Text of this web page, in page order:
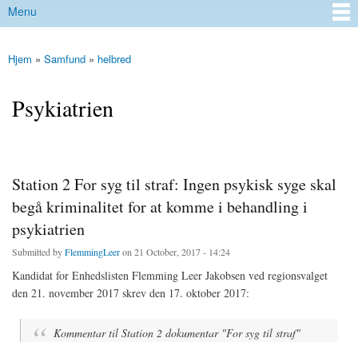
Main menu
Menu
You are here
Hjem » Samfund » helbred
Psykiatrien
Station 2 For syg til straf: Ingen psykisk syge skal
begå kriminalitet for at komme i behandling i
psykiatrien
Submitted byFlemmingLeeron 21 October, 2017 - 14:24
Kandidat for Enhedslisten Flemming Leer Jakobsen ved regionsvalget
den 21. november 2017 skrev den 17. oktober 2017:
Kommentar til Station 2 dokumentar "For syg til straf"